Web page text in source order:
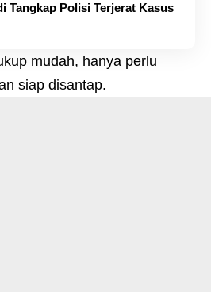
Tangkap Polisi Terjerat Kasus
mudah, hanya perlu
siap disantap.